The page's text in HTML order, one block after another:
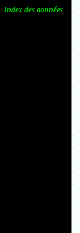
Index des données